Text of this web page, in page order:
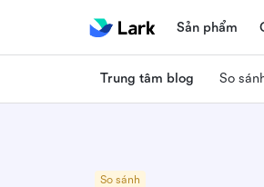
Sản phẩm
Trung tâm blog So
So sánh